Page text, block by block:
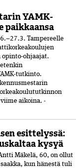
YAMK-
paikkaansa
Tampereelle
ohjaajat.
tutkinto.
­aikoina.
esittelyssä:
kysyä
Mäkelä, 60, on ollut
kun hänestä tuli